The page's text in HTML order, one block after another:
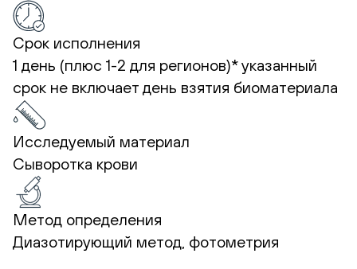
Срок исполнения
1 день (плюс 1-2 для регионов)*указанный
срок не включает день взятия биоматериала
Исследуемый материал
Сыворотка крови
Метод определения
Диазотирующий метод, фотометрия